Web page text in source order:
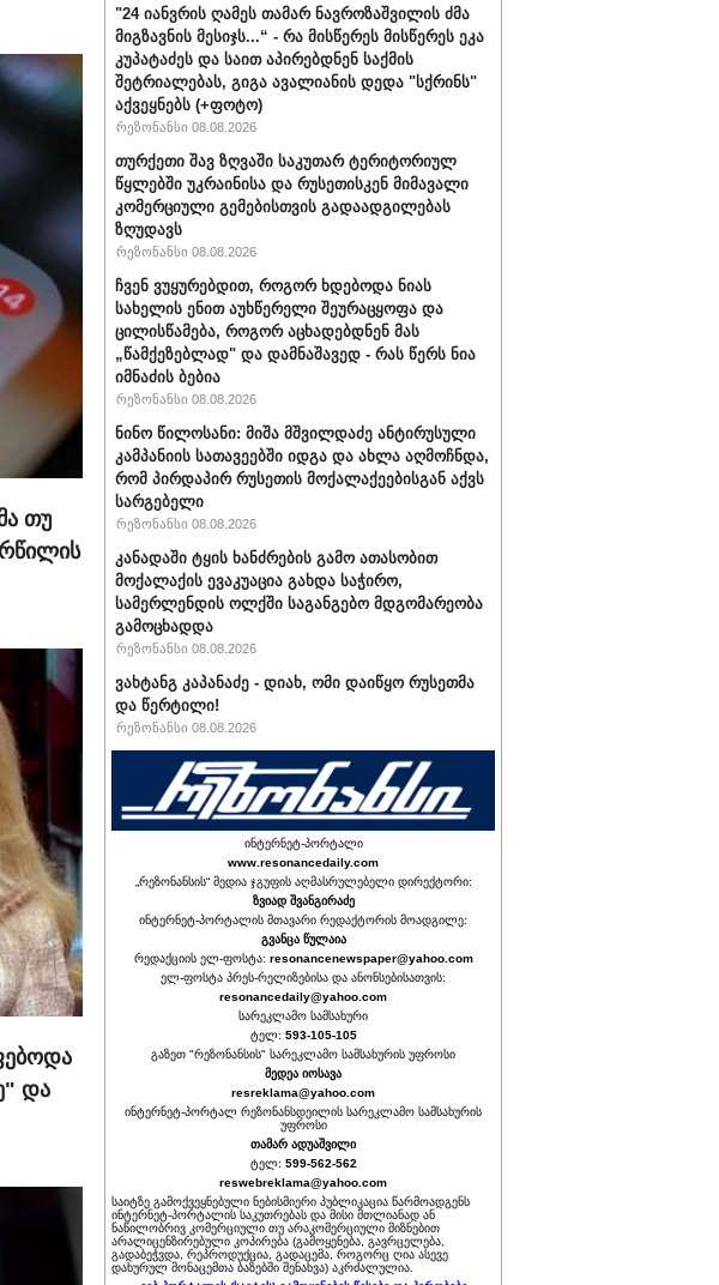
თუ
და
"24 იანვრის ღამეს თამარ ნავროზაშვილის ძმა
მიგზავნის მესიჯს...“ - რა მისწერეს მისწერეს ეკა
კუპატაძეს და საით აპირებდნენ საქმის
შეტრიალებას, გიგა ავალიანის დედა "სქრინს"
აქვეყნებს (+ფოტო)
რეზონანსი 08.08.2026
თურქეთი შავ ზღვაში საკუთარ ტერიტორიულ
წყლებში უკრაინისა და რუსეთისკენ მიმავალი
კომერციული გემებისთვის გადაადგილებას
ზღუდავს
რეზონანსი 08.08.2026
ჩვენ ვუყურებდით, როგორ ხდებოდა ნიას
სახელის ენით აუხწერელი შეურაცყოფა და
ცილისწამება, როგორ აცხადებდნენ მას
„წამქეზებლად" და დამნაშავედ - რას წერს ნია
იმნაძის ბებია
რეზონანსი 08.08.2026
ნინო წილოსანი: მიშა მშვილდაძე ანტირუსული
კამპანიის სათავეებში იდგა და ახლა აღმოჩნდა,
რომ პირდაპირ რუსეთის მოქალაქეებისგან აქვს
სარგებელი
რეზონანსი 08.08.2026
კანადაში ტყის ხანძრების გამო ათასობით
მოქალაქის ევაკუაცია გახდა საჭირო,
სამერლენდის ოლქში საგანგებო მდგომარეობა
გამოცხადდა
რეზონანსი 08.08.2026
ვახტანგ კაპანაძე - დიახ, ომი დაიწყო რუსეთმა
და წერტილი!
რეზონანსი 08.08.2026
ინტერნეტ-პორტალი
www.resonancedaily.com
„რეზონანსის“ მედია ჯგუფის აღმასრულებელი დირექტორი:
ზვიად შვანგირაძე
ინტერნეტ-პორტალის მთავარი რედაქტორის მოადგილე:
გვანცა წულაია
რედაქციის ელ-ფოსტა: resonancenewspaper@yahoo.com
ელ-ფოსტა პრეს-რელიზებისა და ანონსებისათვის:
resonancedaily@yahoo.com
სარეკლამო სამსახური
ტელ: 593-105-105
გაზეთ "რეზონანსის" სარეკლამო სამსახურის უფროსი
მედეა იოსავა
resreklama@yahoo.com
ინტერნეტ-პორტალ რეზონანსდეილის სარეკლამო სამსახურის
უფროსი
თამარ ადუაშვილი
ტელ: 599-562-562
reswebreklama@yahoo.com
საიტზე გამოქვეყნებული ნებისმიერი პუბლიკაცია წარმოადგენს
ინტერნეტ-პორტალის საკუთრებას და მისი მთლიანად ან
ნაწილობრივ კომერციული თუ არაკომერციული მიზნებით
არალიცენზირებული კოპირება (გამოყენება, გავრცელება,
გადაბეჭვდა, რეპროდუქცია, გადაცემა, როგორც ღია ასევე
დახურულ მონაცემთა ბაზებში შენახვა) აკრძალულია.